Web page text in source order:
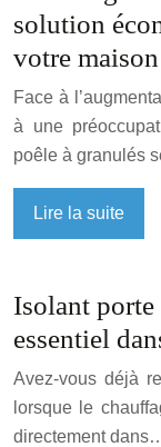
solution
votre maison
Face à
à une
poêle à granulés
Lire la suite
Isolant porte
essentiel
Avez-vous déjà
lorsque le
directement